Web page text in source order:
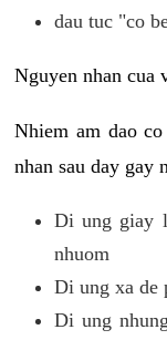
dau tuc "co
Nguyen nhan cua
Nhiem am dao
nhan sau day gay
Di ung giay
nhuom
Di ung xa de
Di ung